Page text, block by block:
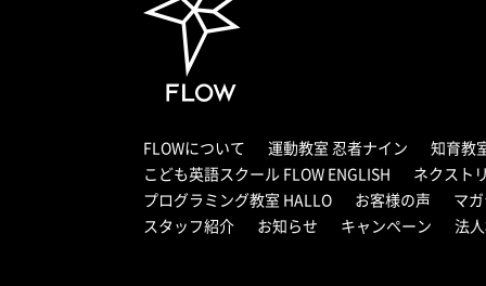
FLOWについて 運動教室 忍者ナイン
知育教
こども英語スクール FLOW ENGLISH
ネクスト
プログラミング教室 HALLO
お客様の声
マ
スタッフ紹介
お知らせ キャンペーン 法